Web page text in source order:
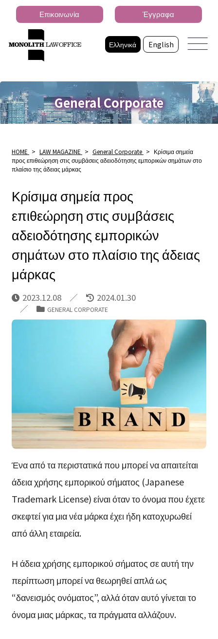
Ελληνικά English
Επικοινωνία Έγγραφα
General Corporate
HOME > LAW MAGAZINE > General Corporate > Κρίσιμα σημεία
προς επιθεώρηση στις συμβάσεις αδειοδότησης εμπορικών σημάτων στο
πλαίσιο της άδειας μάρκας
Κρίσιμα σημεία προς
επιθεώρηση στις συμβάσεις
αδειοδότησης εμπορικών
σημάτων στο πλαίσιο της άδειας
μάρκας
2023.12.08 2024.01.30
GENERAL CORPORATE
Ένα από τα περιστατικά που μπορεί να απαιτείται
άδεια χρήσης εμπορικού σήματος (Japanese
Trademark License) είναι όταν το όνομα που έχετε
σκεφτεί για μια νέα μάρκα έχει ήδη κατοχυρωθεί
από άλλη εταιρεία.
Η άδεια χρήσης εμπορικού σήματος σε αυτή την
περίπτωση μπορεί να θεωρηθεί απλά ως
“δανεισμός ονόματος”, αλλά όταν αυτό γίνεται το
όνομα μιας μάρκας, τα πράγματα αλλάζουν.